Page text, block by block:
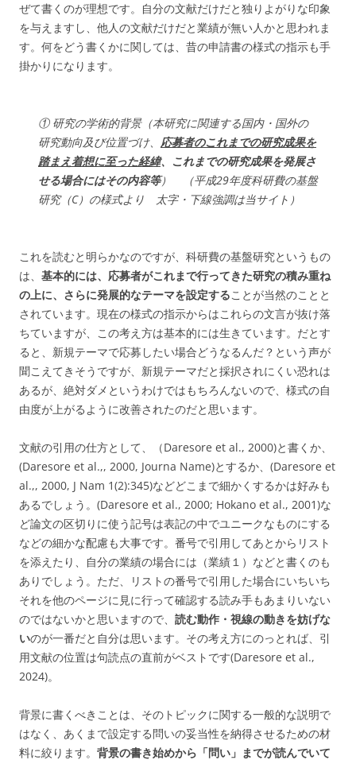
ぜて書くのが理想です。自分の文献だけだと独りよがりな印象
を与えますし、他人の文献だけだと業績が無い人かと思われま
す。何をどう書くかに関しては、昔の申請書の様式の指示も手
掛かりになります。
① 研究の学術的背景（本研究に関連する国内・国外の
研究動向及び位置づけ、 応募者のこれまでの研究成果を
踏まえ着想に至った経緯、これまでの研究成果を発展さ
せる場合にはその内容等） （平成29年度科研費の基盤
研究（C）の様式より 太字・下線強調は当サイト）
これを読むと明らかなのですが、科研費の基盤研究というもの
は、 基本的には、応募者がこれまで行ってきた研究の積み重ね
の上に、さらに発展的なテーマを設定することが当然のことと
されています。現在の様式の指示からはこれらの文言が抜け落
ちていますが、この考え方は基本的には生きています。だとす
ると、新規テーマで応募したい場合どうなるんだ？という声が
聞こえてきそうですが、新規テーマだと採択されにくい恐れは
あるが、絶対ダメというわけではもちろんないので、様式の自
由度が上がるように改善されたのだと思います。
文献の引用の仕方として、（Daresore et al., 2000)と書くか、
(Daresore et al.,, 2000, Journa Name)とするか、(Daresore et
al.,, 2000, J Nam 1(2):345)などどこまで細かくするかは好みも
あるでしょう。(Daresore et al., 2000; Hokano et al., 2001)な
ど論文の区切りに使う記号は表記の中でユニークなものにする
などの細かな配慮も大事です。番号で引用してあとからリスト
を添えたり、自分の業績の場合には（業績１）などと書くのも
ありでしょう。ただ、リストの番号で引用した場合にいちいち
それを他のページに見に行って確認する読み手もあまりいない
のではないかと思いますので、 読む動作・視線の動きを妨げな
いのが一番だと自分は思います。その考え方にのっとれば、引
用文献の位置は句読点の直前がベストです(Daresore et al.,
2024)。
背景に書くべきことは、そのトピックに関する一般的な説明で
はなく、あくまで設定する問いの妥当性を納得させるための材
料に絞ります。 背景の書き始めから「問い」までが読んでいて